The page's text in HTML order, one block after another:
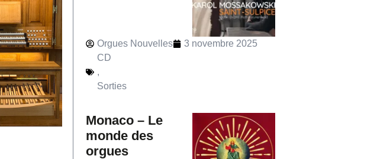
Orgues Nouvelles
3 novembre 2025
CD
,
Sorties
Monaco – Le
monde des
orgues